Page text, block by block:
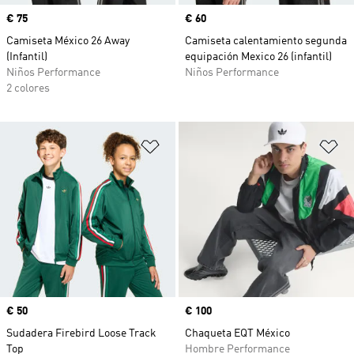
Precio
€ 75
Camiseta México 26 Away
(Infantil)
Niños Performance
2 colores
Precio
€ 60
Camiseta calentamiento segunda
equipación Mexico 26 (infantil)
Niños Performance
Añadir a la lista de deseos
Precio
€ 50
Sudadera Firebird Loose Track
Top
Precio
€ 100
Chaqueta EQT México
Hombre Performance